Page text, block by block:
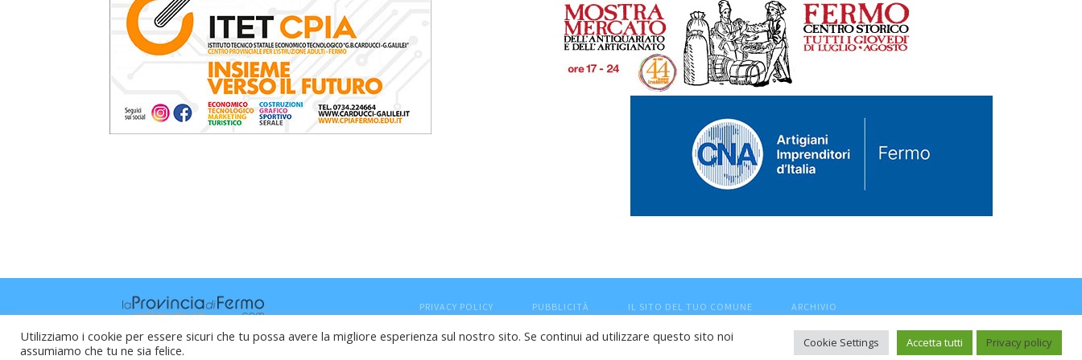
PRIVACY POLICY PUBBLICITÀ IL SITO DEL TUO COMUNE ARCHIVIO
Raffaele Vitali - via Leopardi 10 - 61121 Pesaro (PU) - Cod.Fisc VTLRFL77B02L500Y - Testata giornalistica, aut. Trib.Fermo n.04/2010 del 05/08/2010
Utilizziamo i cookie per essere sicuri che tu possa avere la migliore esperienza sul nostro sito. Se continui ad utilizzare questo sito noi
assumiamo che tu ne sia felice.
Cookie Settings Accetta tutti Privacy policy